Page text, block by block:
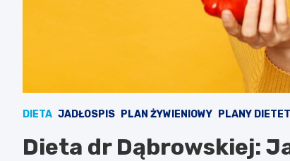
DIETA JADŁOSPIS PLAN ŻYWIENIOWY PLANY
Dieta dr Dąbrowskiej: